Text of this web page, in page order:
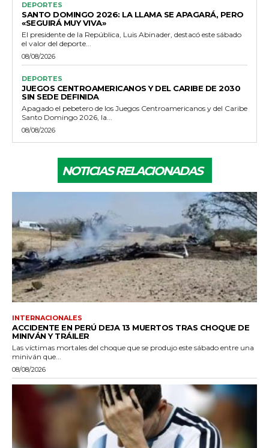
DEPORTES
SANTO DOMINGO 2026: LA LLAMA SE APAGARÁ, PERO
«SEGUIRÁ MUY VIVA»
El presidente de la República, Luis Abinader, destacó este sábado
el valor del deporte...
08/08/2026
DEPORTES
JUEGOS CENTROAMERICANOS Y DEL CARIBE DE 2030
SIN SEDE DEFINIDA
Apagado el pebetero de los Juegos Centroamericanos y del Caribe
Santo Domingo 2026, la...
08/08/2026
NOTICIAS RELACIONADAS
INTERNACIONALES
ACCIDENTE EN PERÚ DEJA 13 MUERTOS TRAS CHOQUE DE
MINIVÁN Y TRÁILER
Las víctimas mortales del choque que se produjo este sábado entre una
miniván que...
08/08/2026